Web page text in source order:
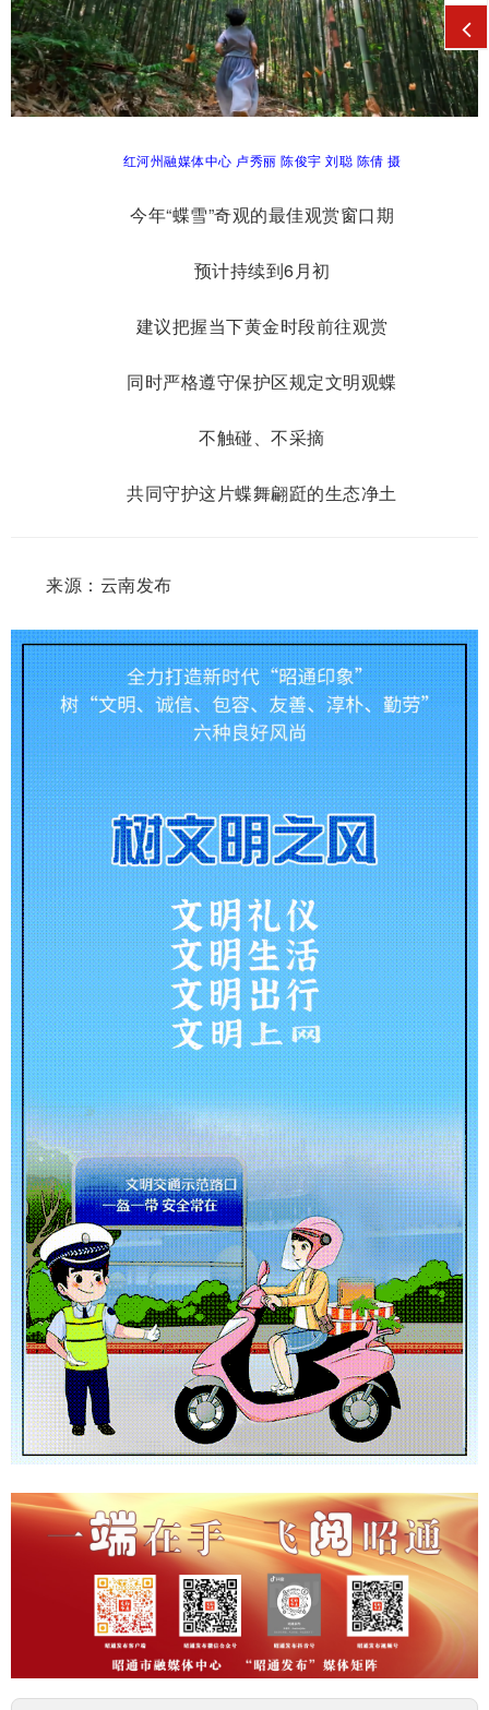
红河州融媒体中心 卢秀丽 陈俊宇 刘聪 陈倩 摄
今年“蝶雪”奇观的最佳观赏窗口期
预计持续到6月初
建议把握当下黄金时段前往观赏
同时严格遵守保护区规定文明观蝶
不触碰、不采摘
共同守护这片蝶舞翩跹的生态净土
来源：云南发布